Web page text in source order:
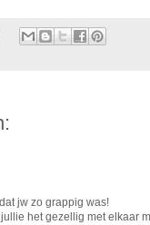
jw zo grappig was!
het gezellig met elkaar